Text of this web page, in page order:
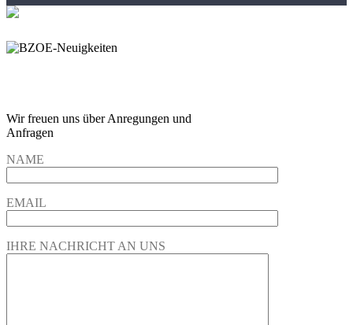
Wir freuen uns über Anregungen und
Anfragen
NAME
EMAIL
IHRE NACHRICHT AN UNS